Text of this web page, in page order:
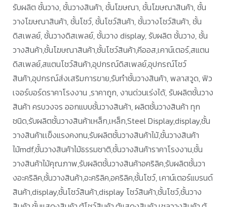
รับผลิต ชั้นวาง, ชั้นวางสินค้า, ชั้นโฆษณา, ชั้นโฆษณาสินค้า, ชั้น
วางโฆษณาสินค้า, ชั้นโชว์, ชั้นโชว์สินค้า, ชั้นวางโชว์สินค้า, ชั้น
ดิสเพลย์, ชั้นวางดิสเพลย์, ชั้นวาง display, รับผลิต ชั้นวาง, ชั้น
วางสินค้า,ชั้นโฆษณาสินค้า,ชั้นโชว์สินค้า,คีออส,เคาน์เตอร์,สแตน
ดิสเพลย์,สแตนโชว์สินค้า,อุปกรณ์ดิสเพลย์,อุปกรณ์โชว์
สินค้า,อุปกรณ์ส่งเสริมการขาย,รับทำชั้นวางสินค้า, พลาสวูด, ฟิว
เจอร์บอร์ดราคาโรงงาน ,ราคาถูก, งานด่วนเร่งได้, รับผลิตชั้นวาง
สินค้า ครบวงจร ออกแบบชั้นวางสินค้า, ผลิตชั้นวางสินค้า ทุก
ชนิด,รับผลิตชั้นวางสินค้าเหล็ก,เหล็ก,Steel Display,display,ชั้น
วางสินค้าเเข็งแรงคงทน,รับผลิตชั้นวางสินค้าไม้,ชั้นวางสินค้า
ไม้mdf,ชั้นวางสินค้าไม้ธรรมชาติ,ชั้นวางสินค้าราคาโรงงาน,ชั้น
วางสินค้าไม้คุณภาพ,รับผลิตชั้นวางสินค้าอคริลิค,รับผลิตชั้นวา
งอะคริลิค,ชั้นวางสินค้า,อะคริลิค,อคริลิค,ชั้นโชว์, เคาน์เตอร์แบรนด์
สินค้า,display,ชั้นโชว์สินค้า,display โชว์สินค้า,ชั้นโชว์,ชั้นวาง